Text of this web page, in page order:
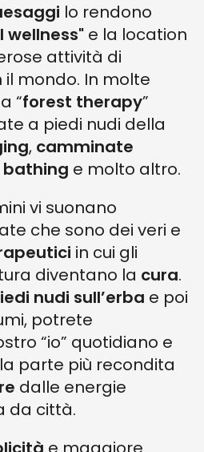
lo rendono
wellness" e la location
attività di
il mondo. In molte
“forest therapy”
a piedi nudi della
, camminate
e molto altro.
vi suonano
che sono dei veri e
in cui gli
diventano la cura.
nudi sull’erba e poi
potrete
“io” quotidiano e
parte più recondita
dalle energie
da città.